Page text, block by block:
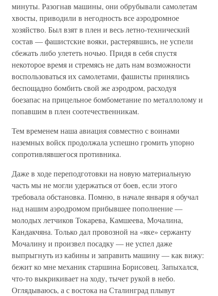
минуты. Разогнав машины, они обрубывали самолетам
хвосты, приводили в негодность все аэродромное
хозяйство. Был взят в плен и весь летно-технический
состав — фашистские вояки, растерявшись, не успели
сбежать либо улететь ночью. Придя в себя спустя
некоторое время и стремясь не дать нам возможности
воспользоваться их самолетами, фашисты принялись
беспощадно бомбить свой же аэродром, расходуя
боезапас на прицельное бомбометание по металлолому и
попавшим в плен соотечественникам.
Тем временем наша авиация совместно с воинами
наземных войск продолжала успешно громить упорно
сопротивлявшегося противника.
Даже в ходе переподготовки на новую материальную
часть мы не могли удержаться от боев, если этого
требовала обстановка. Помню, в начале января я обучал
над нашим аэродромом прибывшее пополнение —
молодых летчиков Токарева, Камшеева, Мочалина,
Кандакчяна. Только дал провозной на «яке» сержанту
Мочалину и произвел посадку — не успел даже
выпрыгнуть из кабины и заправить машину — как вижу:
бежит ко мне механик старшина Борисовец. Запыхался,
что-то выкрикивает на ходу, тычет рукой в небо.
Оглядываюсь, а с востока на Сталинград плывут